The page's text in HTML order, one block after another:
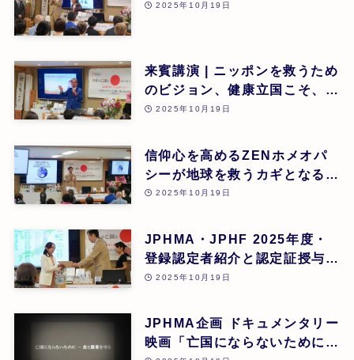
2025年10月19日
来賓講演 | ニッポンを救うため
のビジョン、健康立国こそ、日
本再生の道 | 吉野敏明(医療法
ック 院長) | 第26回
2025年10月19日
信仰心を高めるZENホメオパ
シーが地球を救うカギとなる |
道繁良 | 第26回
2025年10月19日
JPHMA・JPHF 2025年度・
登録認定者紹介と認定証授与式
| 第26回
2025年10月19日
JPHMA企画 ドキュメンタリー
映画「亡国にならないために食